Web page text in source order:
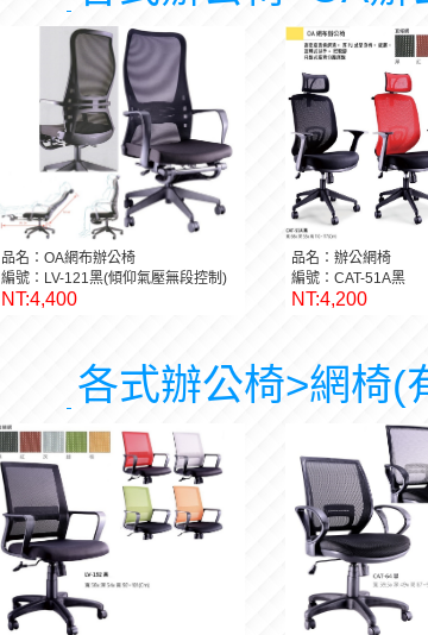
品名：OA網布辦公椅
編號：LV-121黑(傾仰氣壓無段控制)
NT:4,400
品名：辦公網椅
編號：CAT-51A黑
NT:4,200
各式辦公椅>網椅(